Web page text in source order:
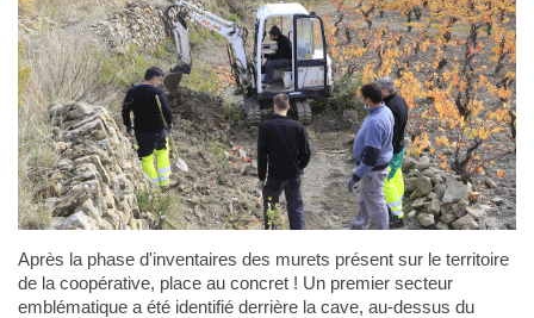
Après la phase d'inventaires des murets présent sur le territoire
de la coopérative, place au concret ! Un premier secteur
emblématique a été identifié derrière la cave, au-dessus du